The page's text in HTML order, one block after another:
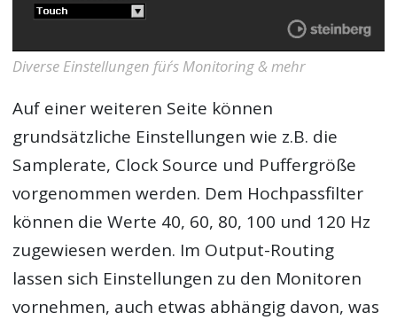
Diverse Einstellungen für´s Monitoring & mehr
Auf einer weiteren Seite können
grundsätzliche Einstellungen wie z.B. die
Samplerate, Clock Source und Puffergröße
vorgenommen werden. Dem Hochpassfilter
können die Werte 40, 60, 80, 100 und 120 Hz
zugewiesen werden. Im Output-Routing
lassen sich Einstellungen zu den Monitoren
vornehmen, auch etwas abhängig davon, was